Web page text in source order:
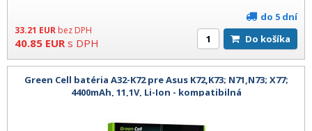
33.21 EUR bez DPH
40.85 EUR s DPH
do 5 dní
Do košíka
Green Cell batéria A32-K72 pre Asus K72,K73; N71,N73; X77;
4400mAh, 11,1V, Li-Ion - kompatibilná